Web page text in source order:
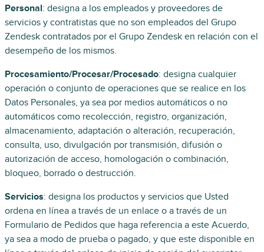
Personal: designa a los empleados y proveedores de
servicios y contratistas que no son empleados del Grupo
Zendesk contratados por el Grupo Zendesk en relación con el
desempeño de los mismos.
Procesamiento/Procesar/Procesado: designa cualquier
operación o conjunto de operaciones que se realice en los
Datos Personales, ya sea por medios automáticos o no
automáticos como recolección, registro, organización,
almacenamiento, adaptación o alteración, recuperación,
consulta, uso, divulgación por transmisión, difusión o
autorización de acceso, homologación o combinación,
bloqueo, borrado o destrucción.
Servicios: designa los productos y servicios que Usted
ordena en línea a través de un enlace o a través de un
Formulario de Pedidos que haga referencia a este Acuerdo,
ya sea a modo de prueba o pagado, y que este disponible en